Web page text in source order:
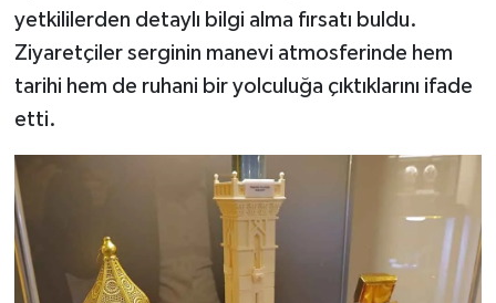
yetkililerden detaylı bilgi alma fırsatı buldu.
Ziyaretçiler serginin manevi atmosferinde hem
tarihi hem de ruhani bir yolculuğa çıktıklarını ifade
etti.